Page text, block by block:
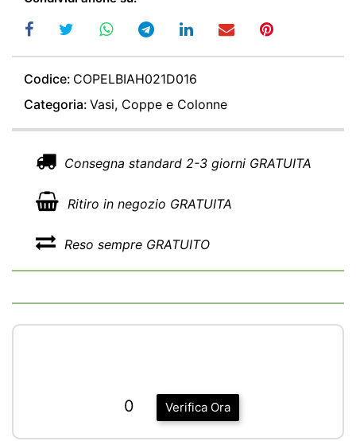
Codice: COPELBIAH021D016
Categoria: Vasi, Coppe e Colonne
Consegna standard 2-3 giorni GRATUITA
Ritiro in negozio GRATUITA
Reso sempre GRATUITO
Verifica Ora
0